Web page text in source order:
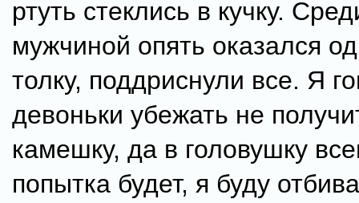
ртуть стеклись в кучку.
мужчиной опять оказался
толку, поддриснули все. Я
девоньки убежать не
камешку, да в головушку
попытка будет, я буду